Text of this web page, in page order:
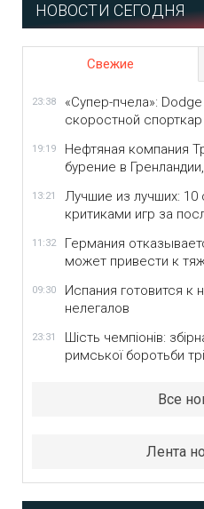
НОВОСТИ СЕГОДНЯ
Свежие
23:38
«Супер-пчела»:
скоростной
19:19
Нефтяная компания
бурение в
13:21
Лучшие из лучших:
критиками игр за
11:32
Германия
может привести к
09:30
Испания готовится к
нелегалов
23:31
Шість чемпіонів:
римської боротьби
Все
Лента